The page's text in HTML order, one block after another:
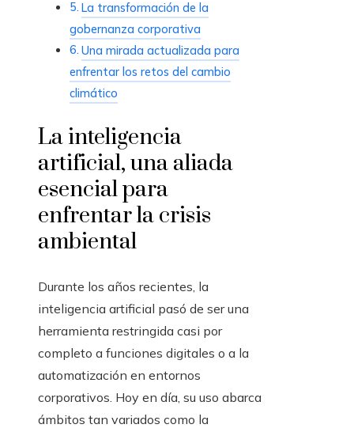
La transformación de la
gobernanza corporativa
Una mirada actualizada para
enfrentar los retos del cambio
climático
La inteligencia
artificial, una aliada
esencial para
enfrentar la crisis
ambiental
Durante los años recientes, la
inteligencia artificial pasó de ser una
herramienta restringida casi por
completo a funciones digitales o a la
automatización en entornos
corporativos. Hoy en día, su uso abarca
ámbitos tan variados como la